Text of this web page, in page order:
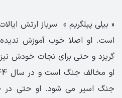
« بیلی پیلگریم » سرباز ارتش
است. او اصلا خوب آموزش
گریزد و حتی برای نجات خودش
جنگ اسیر می شود. او حتی در